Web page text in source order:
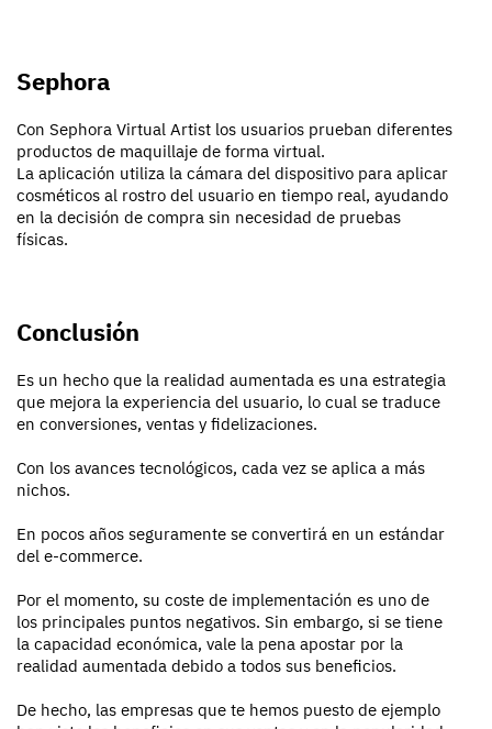
Sephora
Con Sephora Virtual Artist los usuarios prueban diferentes
productos de maquillaje de forma virtual.
La aplicación utiliza la cámara del dispositivo para aplicar
cosméticos al rostro del usuario en tiempo real, ayudando
en la decisión de compra sin necesidad de pruebas
físicas.
Conclusión
Es un hecho que la realidad aumentada es una estrategia
que mejora la experiencia del usuario, lo cual se traduce
en conversiones, ventas y fidelizaciones.
Con los avances tecnológicos, cada vez se aplica a más
nichos.
En pocos años seguramente se convertirá en un estándar
del e-commerce.
Por el momento, su coste de implementación es uno de
los principales puntos negativos. Sin embargo, si se tiene
la capacidad económica, vale la pena apostar por la
realidad aumentada debido a todos sus beneficios.
De hecho, las empresas que te hemos puesto de ejemplo